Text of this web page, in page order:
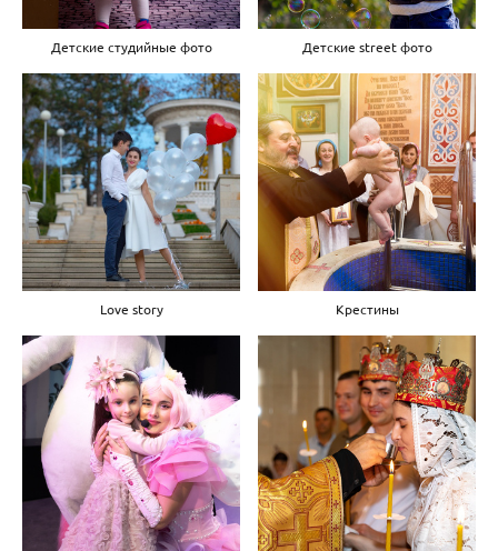
Детские студийные фото Детские street фото
Love story Крестины